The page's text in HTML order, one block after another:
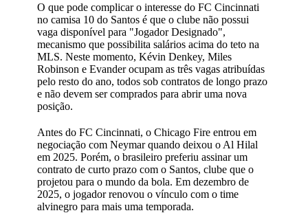
O que pode complicar o interesse do FC Cincinnati
no camisa 10 do Santos é que o clube não possui
vaga disponível para "Jogador Designado",
mecanismo que possibilita salários acima do teto na
MLS. Neste momento, Kévin Denkey, Miles
Robinson e Evander ocupam as três vagas atribuídas
pelo resto do ano, todos sob contratos de longo prazo
e não devem ser comprados para abrir uma nova
posição.
Antes do FC Cincinnati, o Chicago Fire entrou em
negociação com Neymar quando deixou o Al Hilal
em 2025. Porém, o brasileiro preferiu assinar um
contrato de curto prazo com o Santos, clube que o
projetou para o mundo da bola. Em dezembro de
2025, o jogador renovou o vínculo com o time
alvinegro para mais uma temporada.